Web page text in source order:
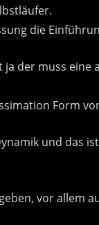
die
ja der muss eine
Form
und das ist
vor allem